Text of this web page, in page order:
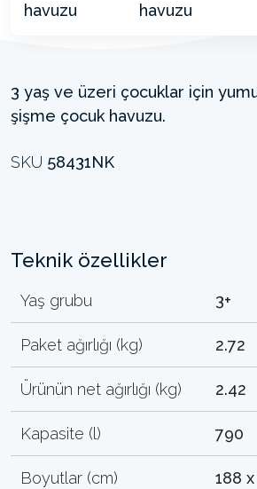
3 yaş ve üzeri çocuklar için
şişme çocuk havuzu.
SKU 58431NK
Teknik özellikler
Yaş grubu 3+
Paket ağırlığı (kg) 2.72
Ürünün net ağırlığı (kg) 2.42
Kapasite (l) 790
Boyutlar (cm) 188